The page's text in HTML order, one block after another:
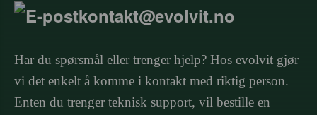
kontakt@evolvit.no
Har du spørsmål eller trenger hjelp? Hos evolvit gjør
vi det enkelt å komme i kontakt med riktig person.
Enten du trenger teknisk support, vil bestille en